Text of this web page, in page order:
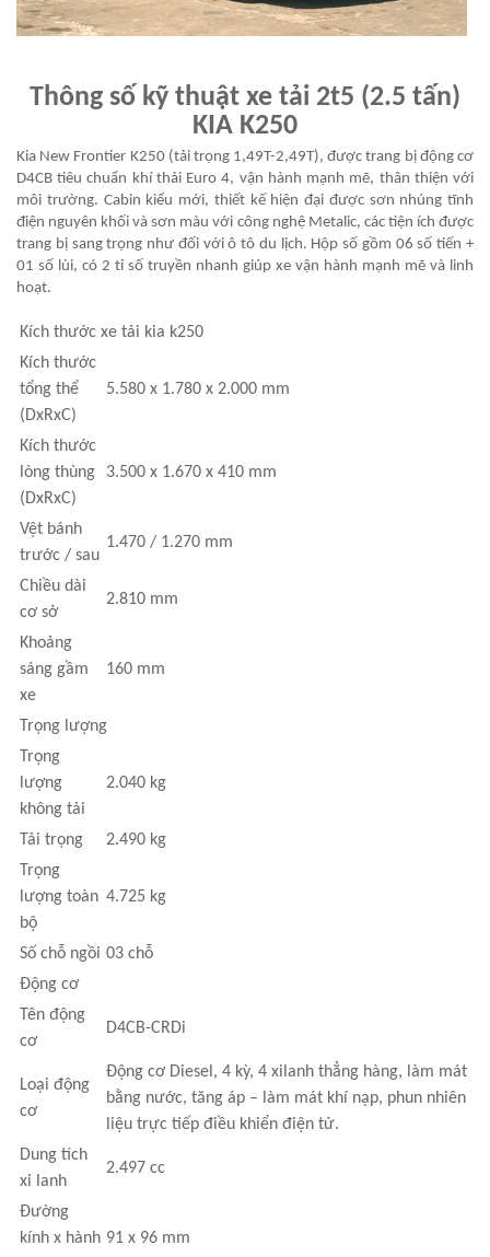
Thông số kỹ thuật xe tải 2t5 (2.5 tấn)
KIA K250
Kia New Frontier K250 (tải trọng 1,49T-2,49T), được trang bị động cơ
D4CB tiêu chuẩn khí thải Euro 4, vận hành mạnh mẽ, thân thiện với
môi trường. Cabin kiểu mới, thiết kế hiện đại được sơn nhúng tĩnh
điện nguyên khối và sơn màu với công nghệ Metalic, các tiện ích được
trang bị sang trọng như đối với ô tô du lịch. Hộp số gồm 06 số tiến +
01 số lùi, có 2 tỉ số truyền nhanh giúp xe vận hành mạnh mẽ và linh
hoạt.
Kích thước xe tải kia k250
Kích thước
tổng thể
(DxRxC)
5.580 x 1.780 x 2.000 mm
Kích thước
lòng thùng
(DxRxC)
3.500 x 1.670 x 410 mm
Vệt bánh
trước / sau
1.470 / 1.270 mm
Chiều dài
cơ sở
2.810 mm
Khoảng
sáng gầm
xe
160 mm
Trọng lượng
Trọng
lượng
không tải
2.040 kg
Tải trọng
2.490 kg
Trọng
lượng toàn
bộ
4.725 kg
Số chỗ ngồi 03 chỗ
Động cơ
Tên động
cơ
D4CB-CRDi
Loại động
cơ
Động cơ Diesel, 4 kỳ, 4 xilanh thẳng hàng, làm mát
bằng nước, tăng áp – làm mát khí nạp, phun nhiên
liệu trực tiếp điều khiển điện tử.
Dung tích
xi lanh
2.497 cc
Đường
kính x hành 91 x 96 mm